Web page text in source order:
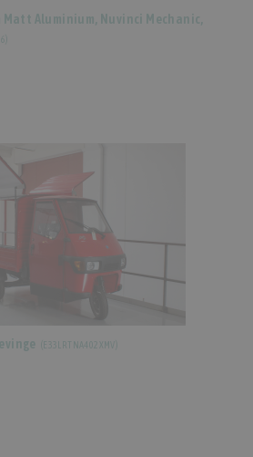
Matt Aluminium, Nuvinci Mechanic,
(E33LRTNA402XMV